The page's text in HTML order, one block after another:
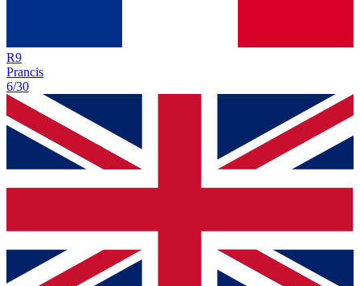
R9
Prancis
6/30